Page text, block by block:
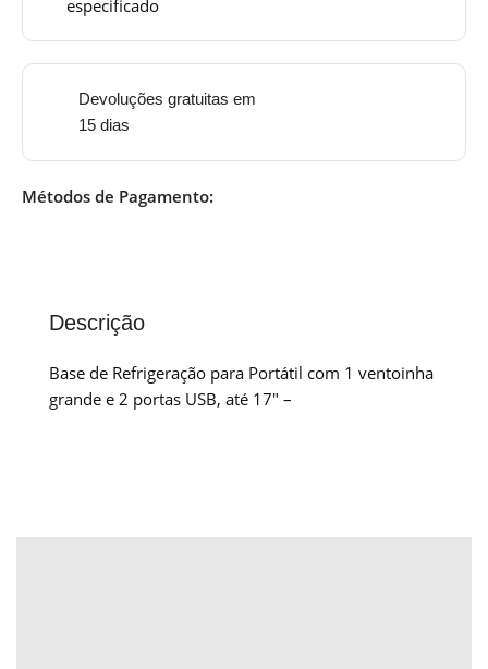
especificado
Devoluções gratuitas em
15 dias
Métodos de Pagamento:
Descrição
Base de Refrigeração para Portátil com 1 ventoinha
grande e 2 portas USB, até 17″ –